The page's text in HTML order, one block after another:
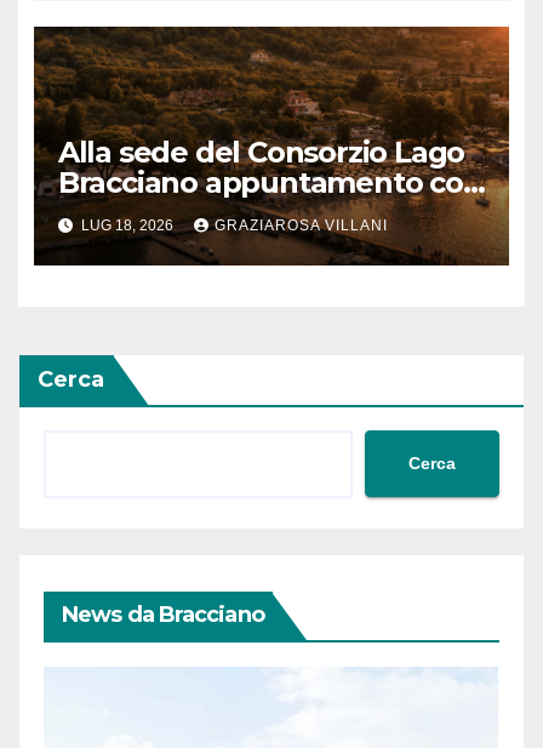
Alla sede del Consorzio Lago
Bracciano appuntamento col
Bel Canto: domenica 19 luglio
2026 alle 19 concerto lirico ad
ingresso libero
LUG 18, 2026 GRAZIAROSA VILLANI
Cerca
Cerca
News da Bracciano